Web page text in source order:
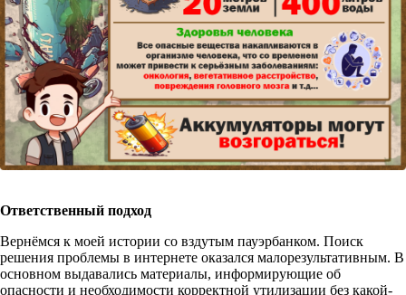
Ответственный подход
Вернёмся к моей истории со вздутым пауэрбанком. Поиск
решения проблемы в интернете оказался малорезультативным. В
основном выдавались материалы, информирующие об
опасности и необходимости корректной утилизации без какой-